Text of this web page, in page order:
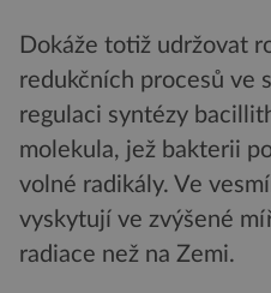
Dokáže totiž udržovat
redukčních procesů ve
regulaci syntézy
molekula, jež bakterii
volné radikály. Ve
vyskytují ve zvýšené
radiace než na Zemi.